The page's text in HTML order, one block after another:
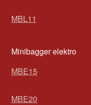
MBL11
Minibagger elektro
MBE15
MBE20